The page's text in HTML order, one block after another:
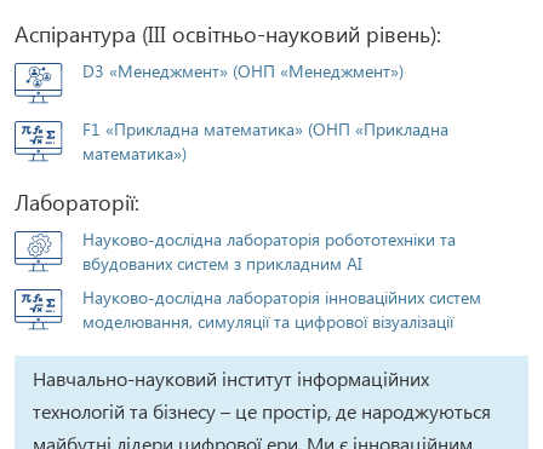
Аспірантура (ІІІ освітньо-науковий рівень):
D3 «Менеджмент» (ОНП «Менеджмент»)
F1 «Прикладна математика» (ОНП «Прикладна
математика»)
Лабораторії:
Науково-дослідна лабораторія робототехніки та
вбудованих систем з прикладним AI
Науково-дослідна лабораторія інноваційних систем
моделювання, симуляції та цифрової візуалізації
Навчально-науковий інститут інформаційних
технологій та бізнесу – це простір, де народжуються
майбутні лідери цифрової ери. Ми є інноваційним